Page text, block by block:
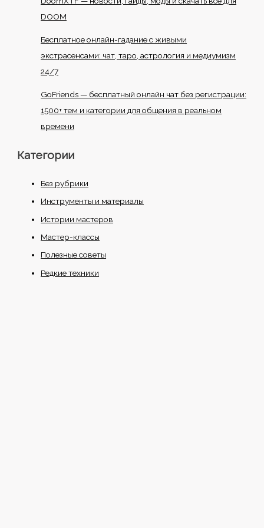
DOOM
Бесплатное онлайн-гадание с живыми
экстрасенсами: чат, таро, астрология и медиумизм
24/7
GoFriends — бесплатный онлайн чат без регистрации:
1500+ тем и категории для общения в реальном
времени
Категории
Без рубрики
Инструменты и материалы
Истории мастеров
Мастер-классы
Полезные советы
Редкие техники